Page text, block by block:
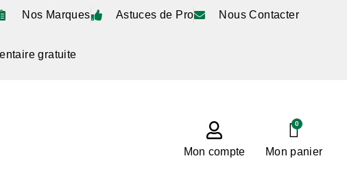
Nos Marques Astuces de Pro Nous Contacter
gratuite
Mon compte
0
Mon panier